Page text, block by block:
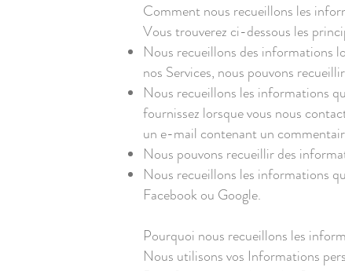
Comment nous recueillons les
Vous trouverez ci-dessous les
Nous recueillons des informations
nos Services, nous pouvons
Nous recueillons les informations
fournissez lorsque vous nous
un e-mail contenant un
Nous pouvons recueillir des
Nous recueillons les informations
Facebook ou Google.
Pourquoi nous recueillons les
Nous utilisons vos Informations